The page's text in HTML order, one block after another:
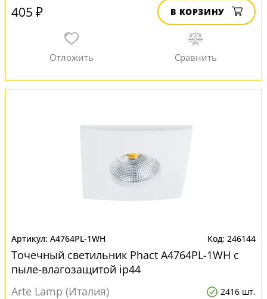
405 ₽ В КОРЗИНУ
A4764PL-1WH 246144
Точечный светильник Phact A4764PL-1WH с
пыле-влагозащитой ip44
Arte Lamp (Италия)
2416 шт.